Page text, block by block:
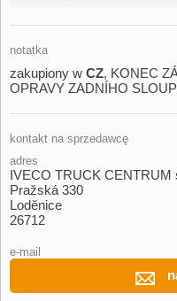
notatka
zakupiony w CZ,​ KONEC
OPRAVY ZADNÍHO
kontakt na sprzedawcę
adres
IVECO TRUCK CENTRUM
Pražská 330
Loděnice
26712
e-mail